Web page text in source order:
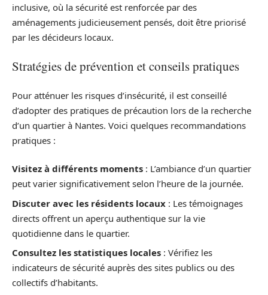
inclusive, où la sécurité est renforcée par des
aménagements judicieusement pensés, doit être priorisé
par les décideurs locaux.
Stratégies de prévention et conseils pratiques
Pour atténuer les risques d’insécurité, il est conseillé
d’adopter des pratiques de précaution lors de la recherche
d’un quartier à Nantes. Voici quelques recommandations
pratiques :
Visitez à différents moments : L’ambiance d’un quartier
peut varier significativement selon l’heure de la journée.
Discuter avec les résidents locaux : Les témoignages
directs offrent un aperçu authentique sur la vie
quotidienne dans le quartier.
Consultez les statistiques locales : Vérifiez les
indicateurs de sécurité auprès des sites publics ou des
collectifs d’habitants.